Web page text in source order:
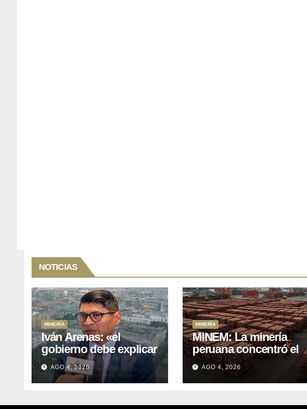
NOTICIAS
MINERÍA
Iván Arenas: «el
gobierno debe explicar
a Cajamarca que tiene
US$ 16 mil millones en
proyectos mineros
AGO 4, 2026
MINERÍA
MINEM: La minería
peruana concentró el
76.1% del total de las
exportaciones
nacionales entre enero
AGO 4, 2026